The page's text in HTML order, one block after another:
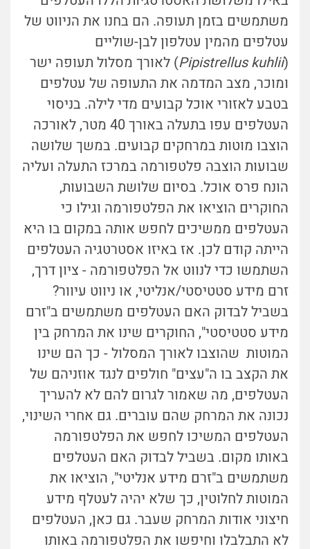
משתמשים בזמן תעופה. הם בחנו את הניווט של
עטלפים מהמין עטלפון לבן-שוליים
(
Pipistrellus kuhlii
) לאורך מסלול תעופה ישר
ומוכר, מצב המדמה את התעופה של עטלפים
בטבע לאזורי אוכל קבועים מדי לילה. בניסוי
העטלפים עפו בתעלה באורך 40 מטר, לאורכה
הוצבו מוטות במרחקים קבועים. במשך שלושה
שבועות הוצבה פלטפורמה במרכז התעלה ועליה
הונח פרס אוכל. בסיום שלושת השבועות,
החוקרים הוציאו את הפלטפורמה וגילו כי
העטלפים ממשיכים לחפש אותה במקום בו היא
הייתה קודם לכן. אז באיזו אסטרטגיה העטלפים
השתמשו כדי לנווט אל הפלטפורמה - ציון דרך,
זרם מידע סטטיסטי/אנליטי, או ניווט עיוור?
בשביל לבדוק האם העטלפים משתמשים ב"זרם
מידע סטטיסטי", החוקרים שינו את המרחק בין
המוטות שהוצבו לאורך המסלול - כך הם שינו
את הקצב בו ה"עצים" חולפים לנגד אוזניהם של
העטלפים, מה שאמור לגרום להם לא להעריך
נכונה את המרחק שהם עוברים. גם אחרי השינוי,
העטלפים המשיכו לחפש את הפלטפורמה
באותו מקום. בשביל לבדוק האם העטלפים
משתמשים ב"זרם מידע אנליטי", הוציאו את
המוטות לחלוטין, כך שלא יהיה לעטלף מידע
חיצוני אודות המרחק שעבר. גם כאן, העטלפים
לא התבלבלו וחיפשו את הפלטפורמה באותו